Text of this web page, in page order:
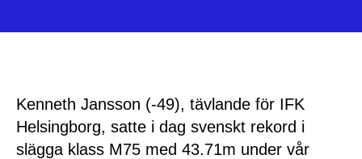
Kenneth Jansson (-49), tävlande för IFK
Helsingborg, satte i dag svenskt rekord i
slägga klass M75 med 43.71m under vår